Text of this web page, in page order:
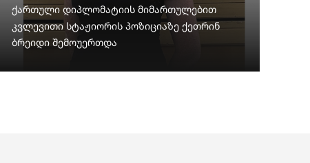
ქართული დიპლომატიის მიმართულებით
კვლევითი სტაჟიორის პოზიციაზე ქეთრინ
ბრეიდი შემოუერთდა